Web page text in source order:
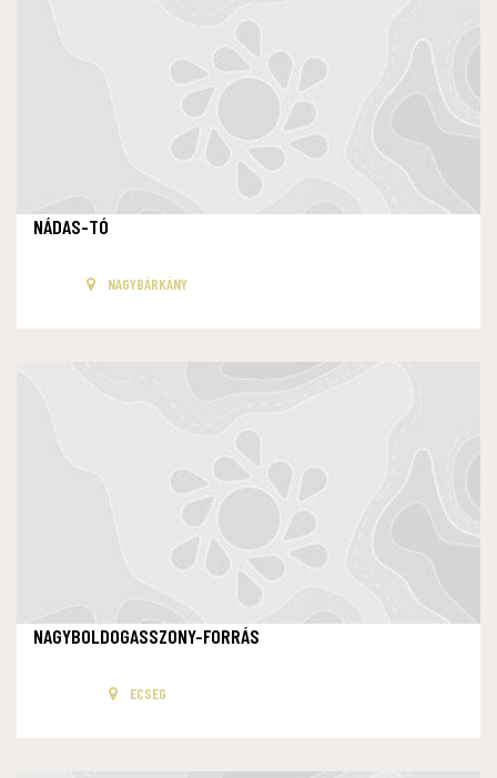
NÁDAS-TÓ
NAGYBÁRKÁNY
NAGYBOLDOGASSZONY-FORRÁS
ECSEG